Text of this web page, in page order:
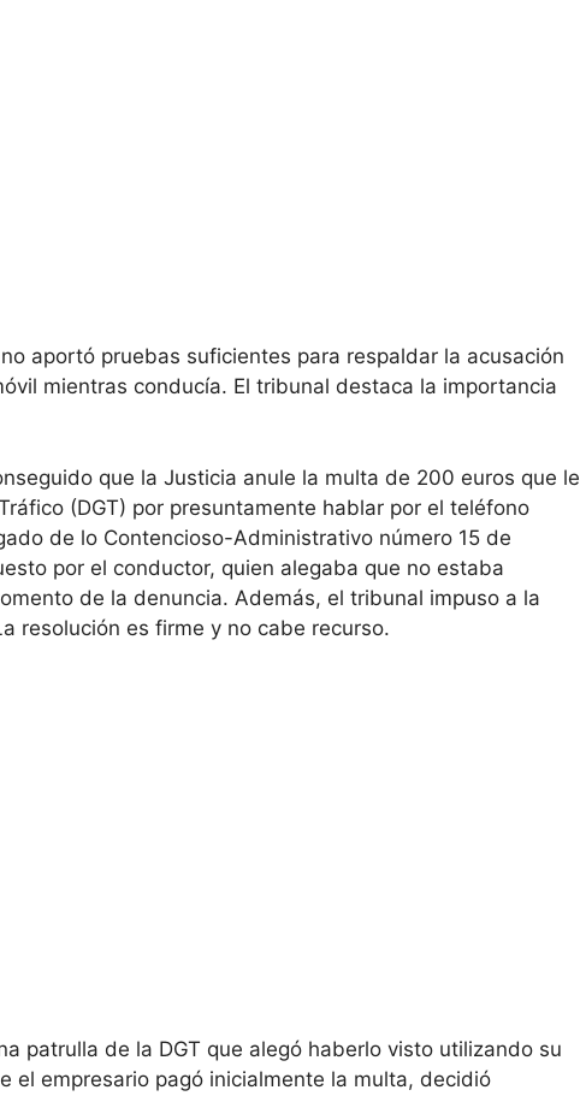
aportó pruebas suficientes para respaldar la acusación
mientras conducía. El tribunal destaca la importancia
que la Justicia anule la multa de 200 euros que le
(DGT) por presuntamente hablar por el teléfono
de lo Contencioso-Administrativo número 15 de
por el conductor, quien alegaba que no estaba
de la denuncia. Además, el tribunal impuso a la
resolución es firme y no cabe recurso.
patrulla de la DGT que alegó haberlo visto utilizando su
el empresario pagó inicialmente la multa, decidió